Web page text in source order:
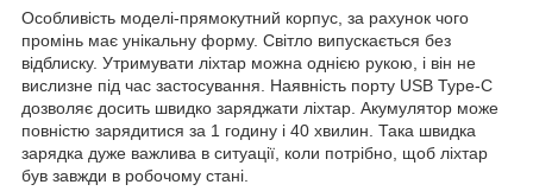
Особливість моделі-прямокутний корпус, за рахунок чого
промінь має унікальну форму. Світло випускається без
відблиску. Утримувати ліхтар можна однією рукою, і він не
вислизне під час застосування. Наявність порту USB Type-C
дозволяє досить швидко заряджати ліхтар. Акумулятор може
повністю зарядитися за 1 годину і 40 хвилин. Така швидка
зарядка дуже важлива в ситуації, коли потрібно, щоб ліхтар
був завжди в робочому стані.